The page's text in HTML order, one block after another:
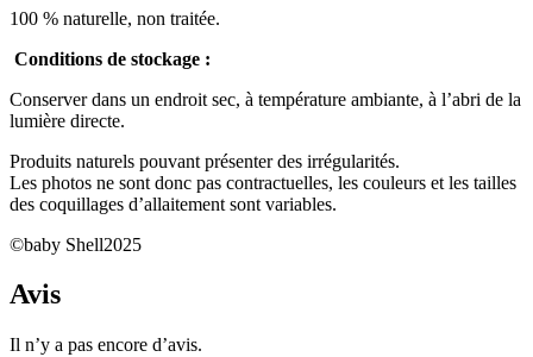
100 % naturelle, non traitée.
Conditions de stockage :
Conserver dans un endroit sec, à température ambiante, à l’abri de la
lumière directe.
Produits naturels pouvant présenter des irrégularités.
Les photos ne sont donc pas contractuelles, les couleurs et les tailles
des coquillages d’allaitement sont variables.
©baby Shell2025
Avis
Il n’y a pas encore d’avis.